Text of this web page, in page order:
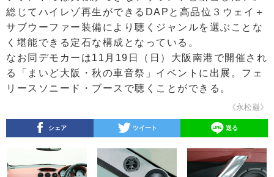
総じてハイレゾ再生ができるDAPと高品位３ウェイ＋
サブウーファー装備により聴くジャンルを選ぶことな
く堪能できる定石な構成となっている。
なお同デモカーは11月19日（日）大阪南港で開催され
る「まいど大阪・秋の車音祭」イベントに出展。フェ
リースソニード・ブースで聴くことができる。
《永松巌》
シェア ツイート 送る